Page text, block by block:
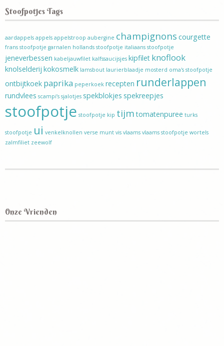
Stoofpotjes Tags
aardappels appels appelstroop aubergine champignons courgette
frans stoofpotje garnalen hollands stoofpotje italiaans stoofpotje
jeneverbessen kabeljauwfilet kalfssaucijsjes kipfilet knoflook
knolselderij kokosmelk lamsbout laurierblaadje mosterd oma's stoofpotje
ontbijtkoek paprika peperkoek recepten runderlappen
rundvlees scampi’s sjalotjes spekblokjes spekreepjes
stoofpotje stoofpotje kip tijm tomatenpuree turks
stoofpotje ui venkelknollen verse munt vis vlaams vlaams stoofpotje wortels
zalmfiliet zeewolf
Onze Vrienden